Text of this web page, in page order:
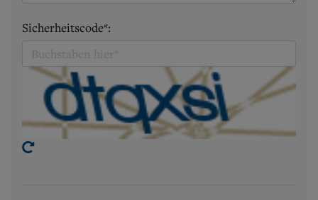
Sicherheitscode*: